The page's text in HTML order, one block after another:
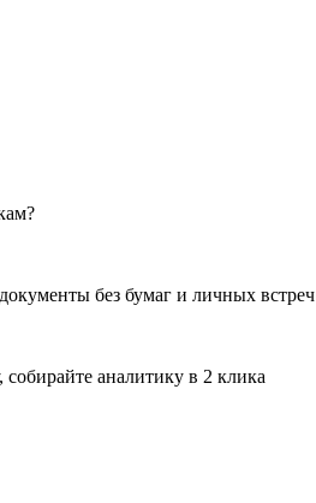
без бумаг и личных встреч
аналитику в 2 клика